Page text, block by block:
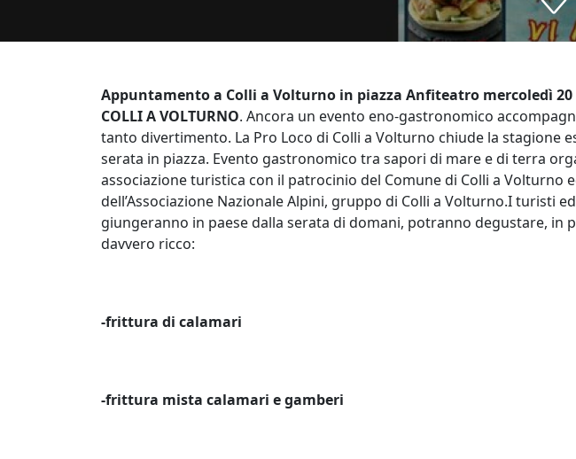
Appuntamento a Colli a Volturno in piazza Anfiteatro mercoledì 20
COLLI A VOLTURNO. Ancora un evento eno-gastronomico
tanto divertimento. La Pro Loco di Colli a Volturno chiude la stagione
serata in piazza. Evento gastronomico tra sapori di mare e di terra
associazione turistica con il patrocinio del Comune di Colli a Volturno
dell’Associazione Nazionale Alpini, gruppo di Colli a Volturno.I turisti
giungeranno in paese dalla serata di domani, potranno degustare, in
davvero ricco:
-frittura di calamari
-frittura mista calamari e gamberi